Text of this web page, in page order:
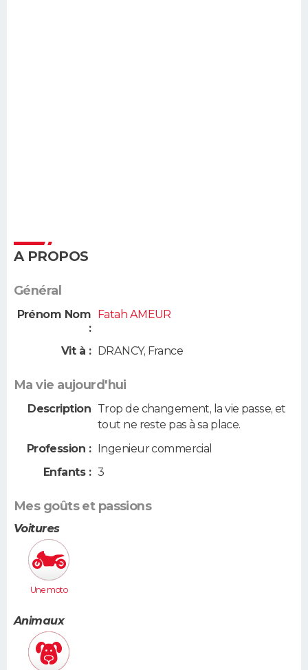
A PROPOS
Général
Prénom Nom
:
Fatah AMEUR
Vit à : DRANCY, France
Ma vie aujourd'hui
Description Trop de changement, la vie passe, et
tout ne reste pas à sa place.
Profession : Ingenieur commercial
Enfants : 3
Mes goûts et passions
Voitures
Une moto
Animaux